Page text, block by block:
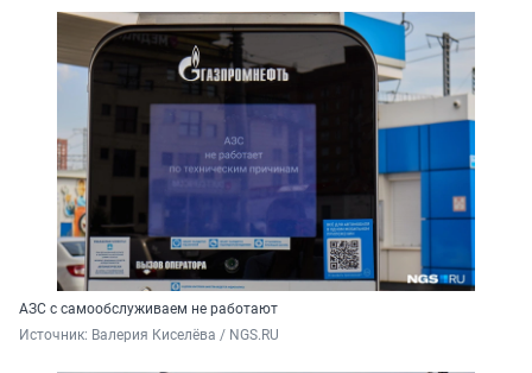
АЗС с самообслуживаем не работают
Источник: Валерия Киселёва / NGS.RU